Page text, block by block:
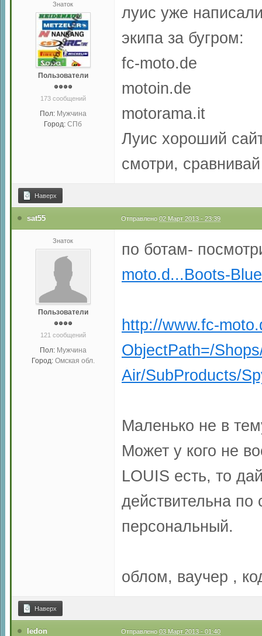
Знаток
Пользователи
173 сообщений
Пол: Мужчина
Город: СПб
луис уже
экипа за бугром:
fc-moto.de
motoin.de
motorama.it
Луис хороший
смотри,
Наверх
sat55 Отправлено 02 Март 2013 - 23:39
Знаток
Пользователи
121 сообщений
Пол: Мужчина
Город: Омская обл.
по ботам-
moto.d...Boots-
http://www.fc-
ObjectPath=/
Air/SubProducts/
Маленько не в
Может у кого не
LOUIS есть, то
действительна
персональный.
облом, ваучер ,
Наверх
ledon Отправлено 03 Март 2013 - 01:40